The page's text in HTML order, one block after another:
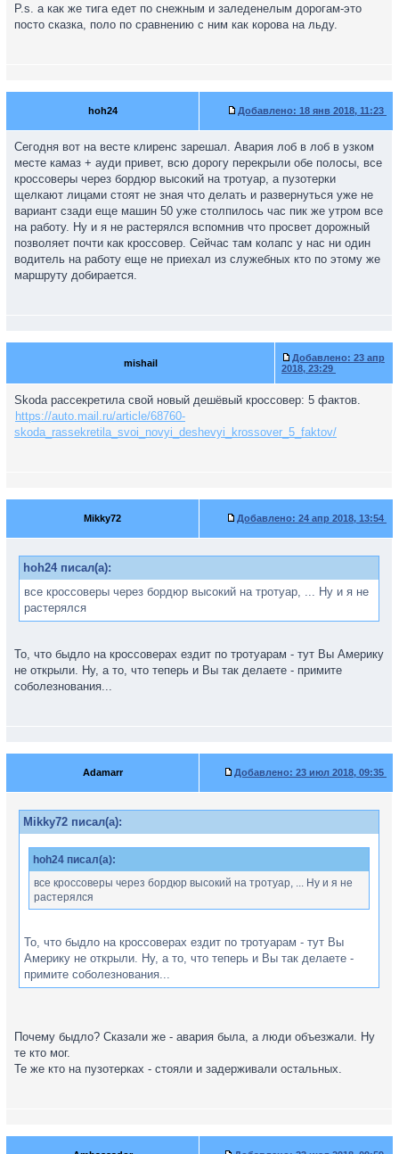
P.s. а как же тига едет по снежным и заледенелым дорогам-это
посто сказка, поло по сравнению с ним как корова на льду.
hoh24 Добавлено: 18 янв 2018, 11:23
Сегодня вот на весте клиренс зарешал. Авария лоб в лоб в узком
месте камаз + ауди привет, всю дорогу перекрыли обе полосы, все
кроссоверы через бордюр высокий на тротуар, а пузотерки
щелкают лицами стоят не зная что делать и развернуться уже не
вариант сзади еще машин 50 уже столпилось час пик же утром все
на работу. Ну и я не растерялся вспомнив что просвет дорожный
позволяет почти как кроссовер. Сейчас там колапс у нас ни один
водитель на работу еще не приехал из служебных кто по этому же
маршруту добирается.
mishail Добавлено: 23 апр
2018, 23:29
Skoda рассекретила свой новый дешёвый кроссовер: 5 фактов.
https://auto.mail.ru/article/68760-
skoda_rassekretila_svoi_novyi_deshevyi_krossover_5_faktov/
Mikky72 Добавлено: 24 апр 2018, 13:54
hoh24 писал(а):
все кроссоверы через бордюр высокий на тротуар, ... Ну и я не
растерялся
То, что быдло на кроссоверах ездит по тротуарам - тут Вы Америку
не открыли. Ну, а то, что теперь и Вы так делаете - примите
соболезнования...
Adamarr Добавлено: 23 июл 2018, 09:35
Mikky72 писал(а):
hoh24 писал(а):
все кроссоверы через бордюр высокий на тротуар, ... Ну и я не
растерялся
То, что быдло на кроссоверах ездит по тротуарам - тут Вы
Америку не открыли. Ну, а то, что теперь и Вы так делаете -
примите соболезнования...
Почему быдло? Сказали же - авария была, а люди объезжали. Ну
те кто мог.
Те же кто на пузотерках - стояли и задерживали остальных.